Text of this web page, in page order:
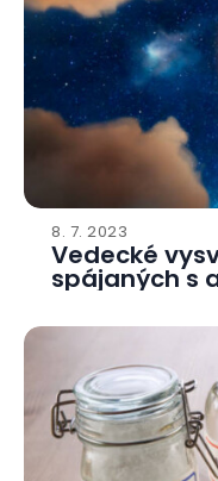
8. 7. 2023
Vedecké
spájaných s